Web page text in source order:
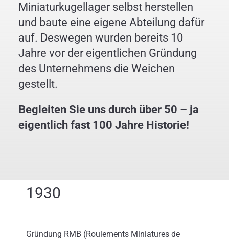
Historie
Engagement
myCooperation Sponsoring
Miniaturkugellager selbst herstellen
und baute eine eigene Abteilung dafür
auf. Deswegen wurden bereits 10
Jahre vor der eigentlichen Gründung
des Unternehmens die Weichen
gestellt.
Begleiten Sie uns durch über 50 – ja
eigentlich fast 100 Jahre Historie!
1930
Gründung RMB (Roulements Miniatures de